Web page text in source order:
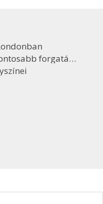
forgatási helyszínei